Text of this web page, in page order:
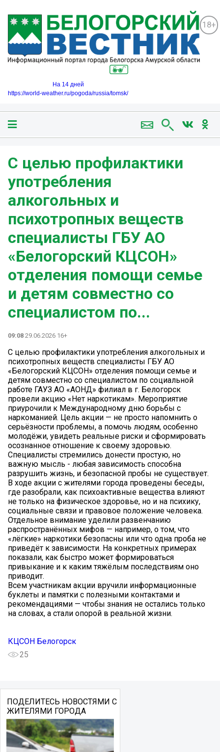
18+
На 14 дней
https://world-weather.ru/pogoda/russia/tomsk/
С целью профилактики
употребления
алкогольных и
психотропных веществ
специалисты ГБУ АО
«Белогорский КЦСОН»
отделения помощи семье
и детям совместно со
специалистом по...
09:08 29.06.2026 16+
С целью профилактики употребления алкогольных и
психотропных веществ специалисты ГБУ АО
«Белогорский КЦСОН» отделения помощи семье и
детям совместно со специалистом по социальной
работе ГАУЗ АО «АОНД» филиал в г. Белогорск
провели акцию «Нет наркотикам». Мероприятие
приурочили к Международному дню борьбы с
наркоманией. Цель акции — не просто напомнить о
серьёзности проблемы, а помочь людям, особенно
молодёжи, увидеть реальные риски и сформировать
осознанное отношение к своему здоровью.
Специалисты стремились донести простую, но
важную мысль - любая зависимость способна
разрушить жизнь, и безопасной пробы не существует.
В ходе акции с жителями города проведены беседы,
где разобрали, как психоактивные вещества влияют
не только на физическое здоровье, но и на психику,
социальные связи и правовое положение человека.
Отдельное внимание уделили развенчанию
распространённых мифов — например, о том, что
«лёгкие» наркотики безопасны или что одна проба не
приведёт к зависимости. На конкретных примерах
показали, как быстро может формироваться
привыкание и к каким тяжёлым последствиям оно
приводит.
Всем участникам акции вручили информационные
буклеты и памятки с полезными контактами и
рекомендациями — чтобы знания не остались только
на словах, а стали опорой в реальной жизни.
КЦСОН Белогорск
25
ПОДЕЛИТЕСЬ НОВОСТЯМИ С
ЖИТЕЛЯМИ ГОРОДА